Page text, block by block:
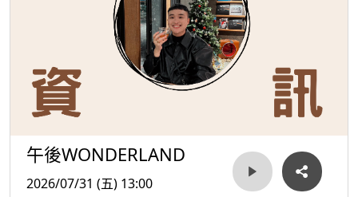
午後WONDERLAND
2026/07/31 (五) 13:00